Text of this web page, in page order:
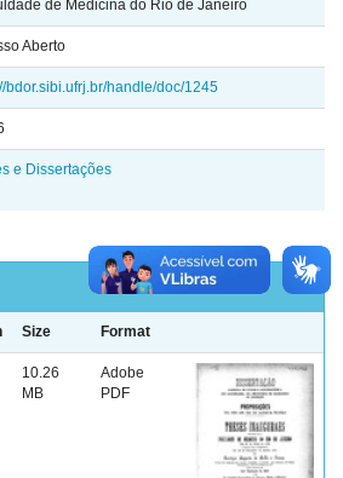
de Medicina do Rio de Janeiro
Aberto
bdor.sibi.ufrj.br/handle/doc/1245
e Dissertações
Size Format
10.26
MB
Adobe
PDF